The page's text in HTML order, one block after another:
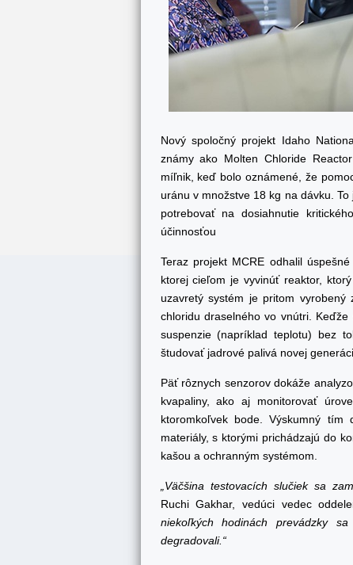
Nový spoločný projekt Idaho
známy ako Molten Chloride
míľnik, keď bolo oznámené, že
uránu v množstve 18 kg na dávku.
potrebovať na dosiahnutie
účinnosťou
Teraz projekt MCRE odhalil
ktorej cieľom je vyvinúť reaktor,
uzavretý systém je pritom
chloridu draselného vo vnútri.
suspenzie (napríklad teplotu) bez
študovať jadrové palivá novej
Päť rôznych senzorov dokáže
kvapaliny, ako aj monitorovať
ktoromkoľvek bode. Výskumný
materiály, s ktorými prichádzajú do
kašou a ochranným systémom.
„Väčšina testovacích slučiek sa
Ruchi Gakhar, vedúci vedec
niekoľkých hodinách prevádzky
degradovali.“